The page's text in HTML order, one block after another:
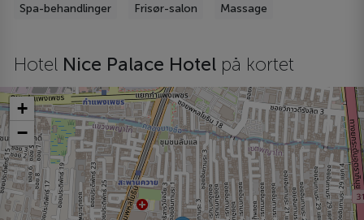
Spa-behandlinger Frisør-salon Massage
Hotel Nice Palace Hotel på kortet
+
−